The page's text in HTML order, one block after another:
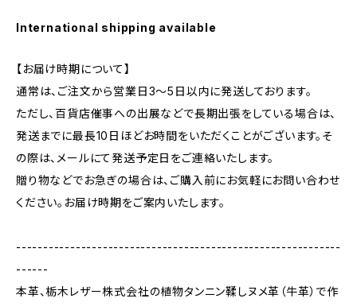
International shipping available
【お届け時期について】
通常は、ご注文から営業日3〜5日以内に発送しております。
ただし、百貨店催事への出展などで長期出張をしている場合は、
発送までに最長10日ほどお時間をいただくことがございます。そ
の際は、メールにて発送予定日をご連絡いたします。
贈り物などでお急ぎの場合は、ご購入前にお気軽にお問い合わせ
ください。お届け時期をご案内いたします。
------------------------------------------------------------
------
本革、栃木レザー株式会社の植物タンニン鞣しヌメ革（牛革）で作